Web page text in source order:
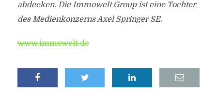
abdecken. Die Immowelt Group ist eine Tochter
des Medienkonzerns Axel Springer SE.
www.immowelt.de